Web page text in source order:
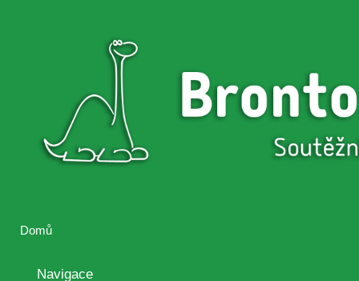
Brontosaurus
Brontosaurus
Domů
Navigace